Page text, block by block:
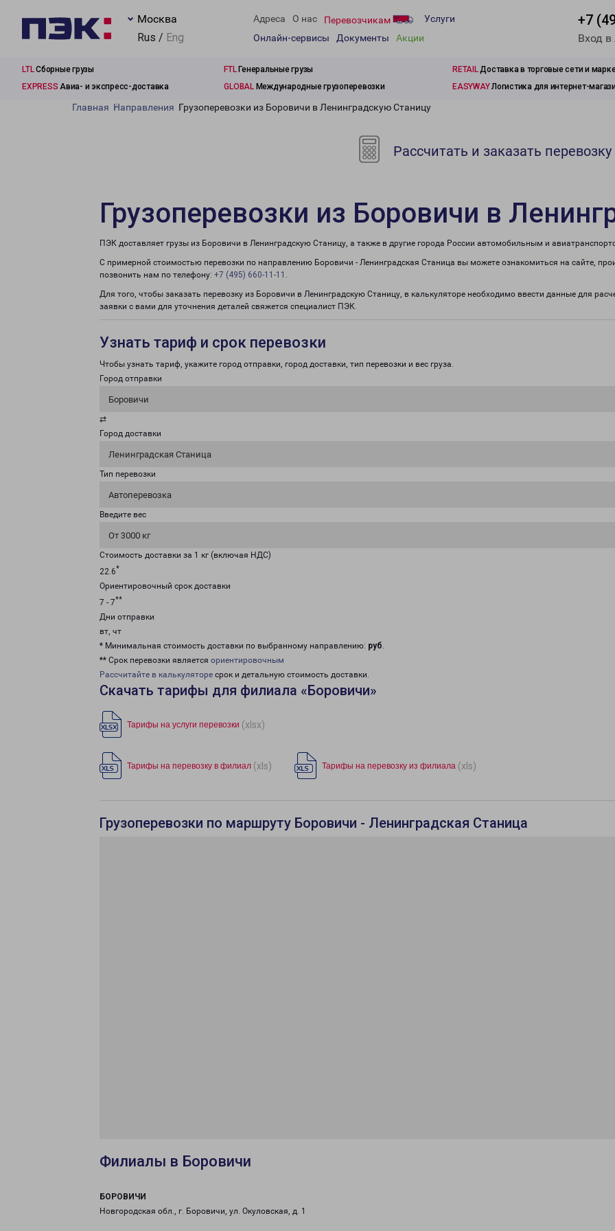
Москва
Rus / Eng
Адреса О нас Перевозчикам
Услуги
Онлайн-сервисы
Документы Акции
+7
Вход
LTLСборные грузы FTLГенеральные грузы RETAILДоставка в торговые сети и
EXPRESS Авиа- и экспресс-доставка GLOBALМеждународные грузоперевозки EASYWAYЛогистика для интернет-
Главная Направления Грузоперевозки из Боровичи в Ленинградскую Станицу
Рассчитать и заказать перевозку
Грузоперевозки из Боровичи в
ПЭК доставляет грузы из Боровичи в Ленинградскую Станицу, а также в другие города России автомобильным и
С примерной стоимостью перевозки по направлению Боровичи - Ленинградская Станица вы можете ознакомиться на сайте,
позвонить нам по телефону: +7 (495) 660-11-11 .
Для того, чтобы заказать перевозку из Боровичи в Ленинградскую Станицу, в калькуляторе необходимо ввести данные для
заявки с вами для уточнения деталей свяжется специалист ПЭК.
Узнать тариф и срок перевозки
Чтобы узнать тариф, укажите город отправки, город доставки, тип перевозки и вес груза.
Город отправки
Боровичи
⇄
Город доставки
Ленинградская Станица
Тип перевозки
Автоперевозка
Введите вес
От 3000 кг
Стоимость доставки за 1 кг (включая НДС)
22.6*
Ориентировочный срок доставки
7 - 7**
Дни отправки
вт, чт
* Минимальная стоимость доставки по выбранному направлению: руб.
** Срок перевозки является ориентировочным
Рассчитайте в калькуляторе срок и детальную стоимость доставки.
Скачать тарифы для филиала «Боровичи»
Тарифы на услуги перевозки (xlsx)
Тарифы на перевозку в филиал (xls) Тарифы на перевозку из филиала (xls)
Грузоперевозки по маршруту Боровичи - Ленинградская Станица
Филиалы в Боровичи
БОРОВИЧИ
Новгородская обл., г. Боровичи, ул. Окуловская, д. 1